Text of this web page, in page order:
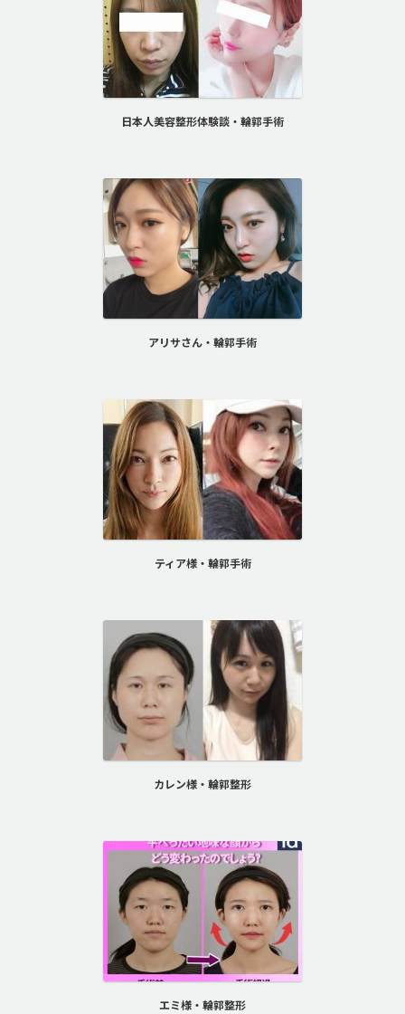
日本人美容整形体験談・輪郭手術
アリサさん・輪郭手術
ティア様・輪郭手術
カレン様・輪郭整形
エミ様・輪郭整形